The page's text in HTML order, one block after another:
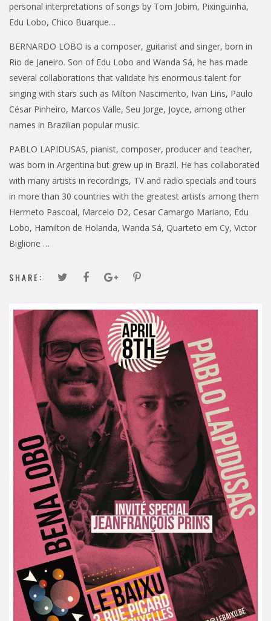
personal interpretations of songs by Tom Jobim, Pixinguinha,
Edu Lobo, Chico Buarque…
BERNARDO LOBO is a composer, guitarist and singer, born in
Rio de Janeiro. Son of Edu Lobo and Wanda Sá, he has made
several collaborations that validate his enormous talent for
singing with stars such as Milton Nascimento, Ivan Lins, Paulo
César Pinheiro, Marcos Valle, Seu Jorge, Joyce, among other
names in Brazilian popular music.
PABLO LAPIDUSAS, pianist, composer, producer and teacher,
was born in Argentina but grew up in Brazil. He has collaborated
with many artists in recordings, TV and radio specials and tours
in more than 30 countries with the greatest artists among them
Hermeto Pascoal, Marcelo D2, Cesar Camargo Mariano, Edu
Lobo, Hamilton de Holanda, Wanda Sá, Quarteto em Cy, Victor
Biglione …
SHARE: